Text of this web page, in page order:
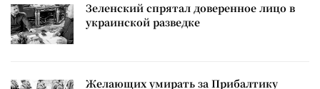
Зеленский спрятал доверенное лицо в
украинской разведке
Желающих умирать за Прибалтику